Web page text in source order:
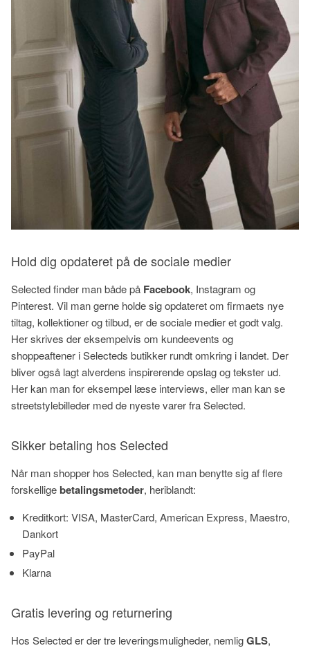
Hold dig opdateret på de sociale medier
Selected finder man både på Facebook, Instagram og
Pinterest. Vil man gerne holde sig opdateret om firmaets nye
tiltag, kollektioner og tilbud, er de sociale medier et godt valg.
Her skrives der eksempelvis om kundeevents og
shoppeaftener i Selecteds butikker rundt omkring i landet. Der
bliver også lagt alverdens inspirerende opslag og tekster ud.
Her kan man for eksempel læse interviews, eller man kan se
streetstylebilleder med de nyeste varer fra Selected.
Sikker betaling hos Selected
Når man shopper hos Selected, kan man benytte sig af flere
forskellige betalingsmetoder, heriblandt:
Kreditkort: VISA, MasterCard, American Express, Maestro,
Dankort
PayPal
Klarna
Gratis levering og returnering
Hos Selected er der tre leveringsmuligheder, nemligGLS,